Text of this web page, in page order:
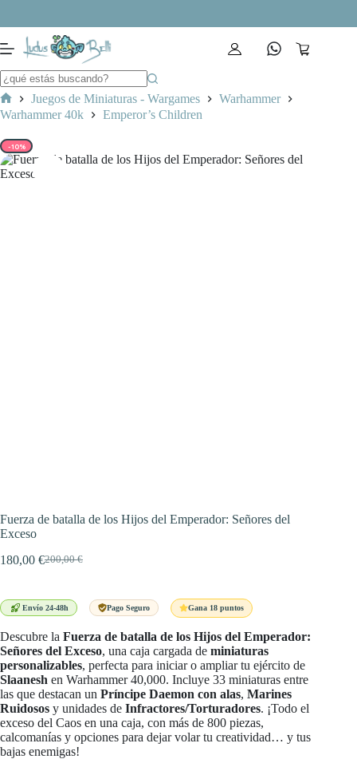
contenido
Carro
Inicio
Juegos de Miniaturas - Wargames
Warhammer
Warhammer 40k
Emperor’s Children
-10%
Fuerza de batalla de los Hijos del Emperador: Señores del
Exceso
200,00€
El
era:
180,00 €El
es:
Envío 24-48h Pago Seguro Gana 18 puntos
Descubre la Fuerza de batalla de los Hijos del Emperador:
Señores del Exceso, una caja cargada de miniaturas
personalizables, perfecta para iniciar o ampliar tu ejército de
Slaanesh en Warhammer 40,000. Incluye 33 miniaturas entre
las que destacan un Príncipe Daemon con alas, Marines
Ruidosos y unidades de Infractores/Torturadores. ¡Todo el
exceso del Caos en una caja, con más de 800 piezas,
calcomanías y opciones para dejar volar tu creatividad… y tus
bajas enemigas!